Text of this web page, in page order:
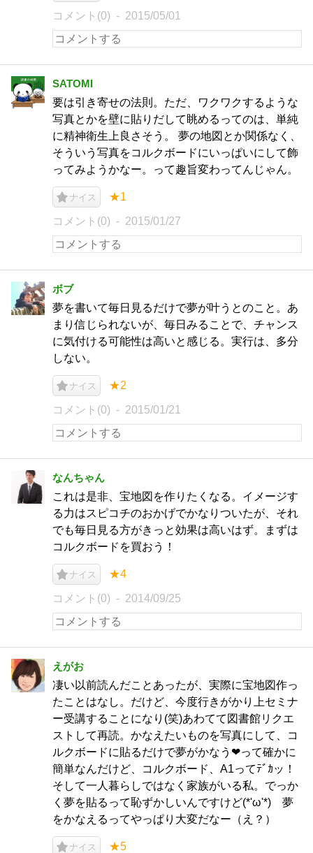
コメント(0) 2015/05/01
SATOMI
要は引き寄せの法則。ただ、ワクワクするような
写真とかを壁に貼りだして眺めるってのは、単純
に精神衛生上良さそう。 夢の地図とか関係なく、
そういう写真をコルクボードにいっぱいにして飾
ってみようかなー。って趣旨変わってんじゃん。
ナイス ★1
コメント(0) 2015/01/27
ボブ
夢を書いて毎日見るだけで夢が叶うとのこと。あ
まり信じられないが、毎日みることで、チャンス
に気付ける可能性は高いと感じる。実行は、多分
しない。
ナイス ★2
コメント(0) 2015/01/21
なんちゃん
これは是非、宝地図を作りたくなる。イメージす
る力はスピコチのおかげでかなりついたが、それ
でも毎日見る方がきっと効果は高いはず。まずは
コルクボードを買おう！
ナイス ★4
コメント(0) 2014/09/25
えがお
凄い以前読んだことあったが、実際に宝地図作っ
たことはなし。だけど、今度行きがかり上セミナ
ー受講することになり(笑)あわてて図書館リクエ
ストして再読。かなえたいものを写真にして、コ
ルクボードに貼るだけで夢がかなう❤って確かに
簡単なんだけど、コルクボード、A1ってﾃﾞｶッ！
そして一人暮らしではなく家族がいる私。でっか
く夢を貼るって恥ずかしいんですけど(*'ω'*) 夢
をかなえるってやっぱり大変だなー（え？）
ナイス ★5